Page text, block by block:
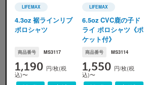
ヘリコニア ライム サファ
LIFEMAX
LIFEMAX(ライフマックス)
4.3oz 裾ラインリブ
ポロシャツ
商品番号 MS3117
1,190 円/枚(税
込)〜
LIFEMAX
LIFEMAX(ライフマ
6.5oz CVC鹿の子ド
ライ ポロシャツ《ポ
ケット付》
商品番号 MS3114
1,550 円/枚(税
込)〜